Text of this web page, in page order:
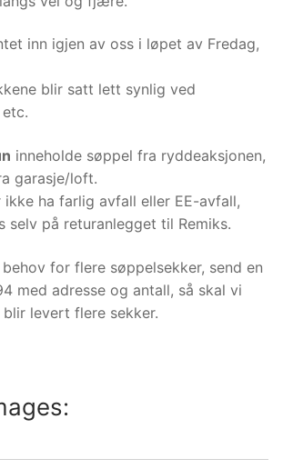
inn igjen av oss i løpet av Fredag,
blir satt lett synlig ved
inneholde søppel fra ryddeaksjonen,
garasje/loft.
ikke ha farlig avfall eller EE-avfall,
selv på returanlegget til Remiks.
for flere søppelsekker, send en
med adresse og antall, så skal vi
levert flere sekker.